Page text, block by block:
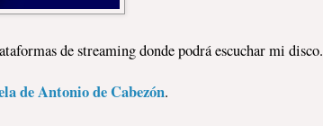
de streaming donde podrá escuchar mi disco.
deAntonio de Cabezón.